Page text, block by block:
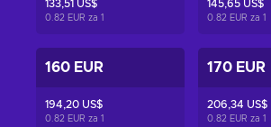
133,51 US$
0.82 EUR za 1
145,65 US$
0.82 EUR za 1
160 EUR
194,20 US$
0.82 EUR za 1
170 EUR
206,34 US$
0.82 EUR za 1